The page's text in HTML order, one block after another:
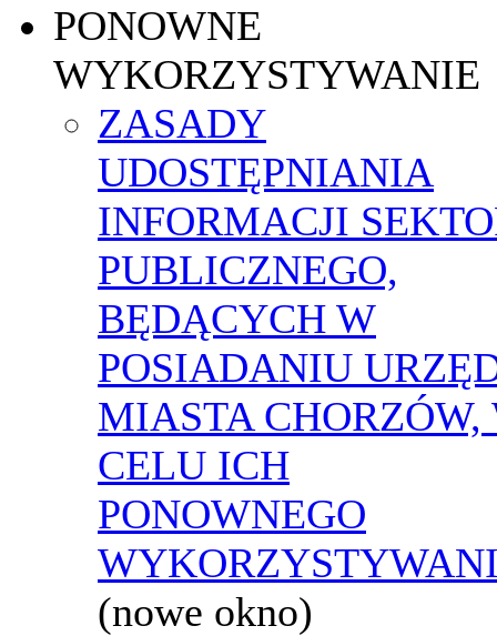
PONOWNE
WYKORZYSTYWANIE
ZASADY
UDOSTĘPNIANIA
INFORMACJI
PUBLICZNEGO,
BĘDĄCYCH W
POSIADANIU
MIASTA CHORZÓW,
CELU ICH
PONOWNEGO
(nowe okno)